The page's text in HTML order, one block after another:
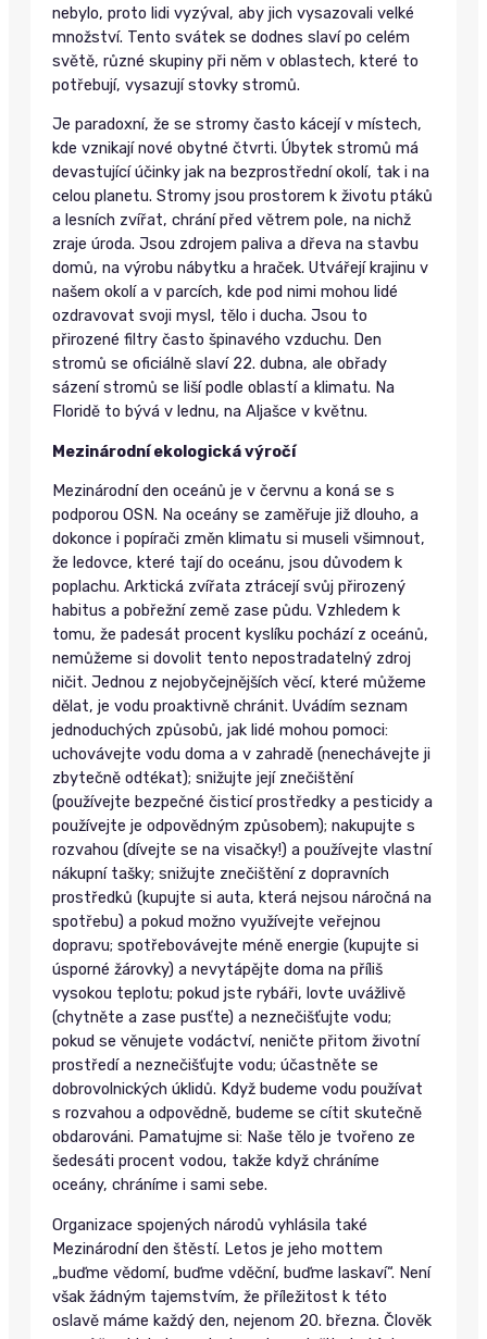
nebylo, proto lidi vyzýval, aby jich vysazovali velké
množství. Tento svátek se dodnes slaví po celém
světě, různé skupiny při něm v oblastech, které to
potřebují, vysazují stovky stromů.
Je paradoxní, že se stromy často kácejí v místech,
kde vznikají nové obytné čtvrti. Úbytek stromů má
devastující účinky jak na bezprostřední okolí, tak i na
celou planetu. Stromy jsou prostorem k životu ptáků
a lesních zvířat, chrání před větrem pole, na nichž
zraje úroda. Jsou zdrojem paliva a dřeva na stavbu
domů, na výrobu nábytku a hraček. Utvářejí krajinu v
našem okolí a v parcích, kde pod nimi mohou lidé
ozdravovat svoji mysl, tělo i ducha. Jsou to
přirozené filtry často špinavého vzduchu. Den
stromů se oficiálně slaví 22. dubna, ale obřady
sázení stromů se liší podle oblastí a klimatu. Na
Floridě to bývá v lednu, na Aljašce v květnu.
Mezinárodní ekologická výročí
Mezinárodní den oceánů je v červnu a koná se s
podporou OSN. Na oceány se zaměřuje již dlouho, a
dokonce i popírači změn klimatu si museli všimnout,
že ledovce, které tají do oceánu, jsou důvodem k
poplachu. Arktická zvířata ztrácejí svůj přirozený
habitus a pobřežní země zase půdu. Vzhledem k
tomu, že padesát procent kyslíku pochází z oceánů,
nemůžeme si dovolit tento nepostradatelný zdroj
ničit. Jednou z nejobyčejnějších věcí, které můžeme
dělat, je vodu proaktivně chránit. Uvádím seznam
jednoduchých způsobů, jak lidé mohou pomoci:
uchovávejte vodu doma a v zahradě (nenechávejte ji
zbytečně odtékat); snižujte její znečištění
(používejte bezpečné čisticí prostředky a pesticidy a
používejte je odpovědným způsobem); nakupujte s
rozvahou (dívejte se na visačky!) a používejte vlastní
nákupní tašky; snižujte znečištění z dopravních
prostředků (kupujte si auta, která nejsou náročná na
spotřebu) a pokud možno využívejte veřejnou
dopravu; spotřebovávejte méně energie (kupujte si
úsporné žárovky) a nevytápějte doma na příliš
vysokou teplotu; pokud jste rybáři, lovte uvážlivě
(chytněte a zase pusťte) a neznečišťujte vodu;
pokud se věnujete vodáctví, neničte přitom životní
prostředí a neznečišťujte vodu; účastněte se
dobrovolnických úklidů. Když budeme vodu používat
s rozvahou a odpovědně, budeme se cítit skutečně
obdarováni. Pamatujme si: Naše tělo je tvořeno ze
šedesáti procent vodou, takže když chráníme
oceány, chráníme i sami sebe.
Organizace spojených národů vyhlásila také
Mezinárodní den štěstí. Letos je jeho mottem
„buďme vědomí, buďme vděční, buďme laskaví“. Není
však žádným tajemstvím, že příležitost k této
oslavě máme každý den, nejenom 20. března. Člověk